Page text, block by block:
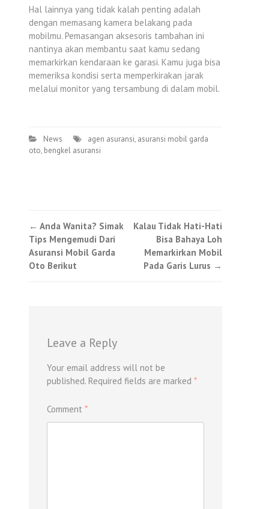
Hal lainnya yang tidak kalah penting adalah
dengan memasang kamera belakang pada
mobilmu. Pemasangan aksesoris tambahan ini
nantinya akan membantu saat kamu sedang
memarkirkan kendaraan ke garasi. Kamu juga bisa
memeriksa kondisi serta memperkirakan jarak
melalui monitor yang tersambung di dalam mobil.
News agen asuransi, asuransi mobil garda
oto, bengkel asuransi
Post
navigation
← Anda Wanita? Simak
Tips Mengemudi Dari
Asuransi Mobil Garda
Oto Berikut
Kalau Tidak Hati-Hati
Bisa Bahaya Loh
Memarkirkan Mobil
Pada Garis Lurus →
Leave a Reply
Your email address will not be
published. Required fields are marked *
Comment *